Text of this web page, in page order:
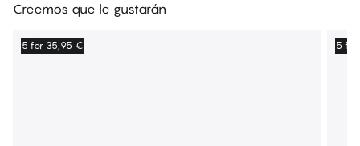
Creemos que le gustarán
5 for 35,95 € 5